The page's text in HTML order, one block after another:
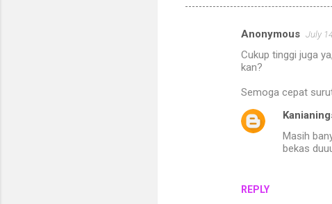
Anonymous July
Cukup tinggi juga
kan?
Semoga cepat
REPLY
Masih
bekas